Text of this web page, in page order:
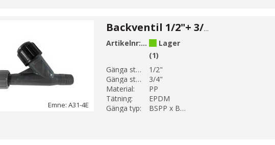
Emne: A31-4E
Backventil 1/2"+ 3/4"
Artikelnr:A31-44-E
Lager
(1)
Gänga storlek 1:
1/2"
Gänga storlek 2:
3/4"
Material:
PP
Tätning:
EPDM
Gänga typ:
BSPP x BSPT